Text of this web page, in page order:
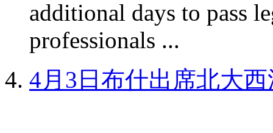
additional days to pass
professionals ...
4月3日布什出席北大